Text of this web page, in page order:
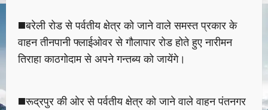
◼️बरेली रोड से पर्वतीय क्षेत्र को जाने वाले समस्त प्रकार के
वाहन तीनपानी फ्लाईओवर से गौलापार रोड होते हुए नारीमन
तिराहा काठगोदाम से अपने गन्तब्य को जायेंगे।
◼️रूद्रपुर की ओर से पर्वतीय क्षेत्र को जाने वाले वाहन पंतनगर